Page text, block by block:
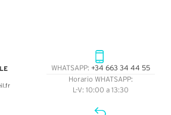
WHATSAPP: +34 663 34 44 55
Horario WHATSAPP:
L-V: 10:00 a 13:30